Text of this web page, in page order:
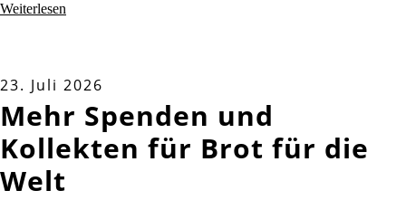
Weiterlesen
23. Juli 2026
Mehr Spenden und
Kollekten für Brot für die
Welt